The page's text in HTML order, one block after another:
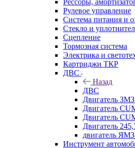
Рессоры,
Рулевое управление
Система питания и
Стекло и
Сцепление
Тормозная система
Электрика и
Картриджи ТКР
ДВС
Назад
ДВС
Двигатель
Двигатель
Двигатель
Двигатель
двигатель
Инструмент